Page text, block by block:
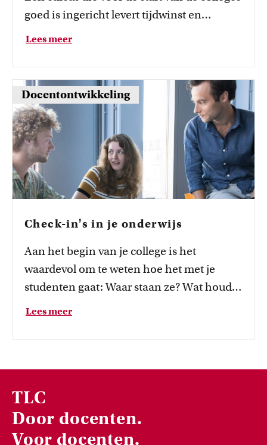
goed is ingericht levert tijdwinst en
verlaging van de werkdruk op!
Lees meer
Docentontwikkeling
Check-in's in je onderwijs
Aan het begin van je college ishet
waardevol om te weten hoe het met je
studenten gaat:Waar staan ze? Wat houdt
hen bezig?
Lees meer
TLC
Door docenten.
Voor docenten.